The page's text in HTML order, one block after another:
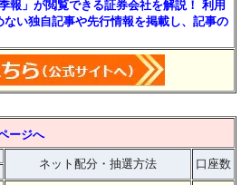
報」が閲覧できる証券会社を解説！ 利用
い独自記事や先行情報を掲載し、記事の
ージへ
ネット配分・抽選方法 口座数